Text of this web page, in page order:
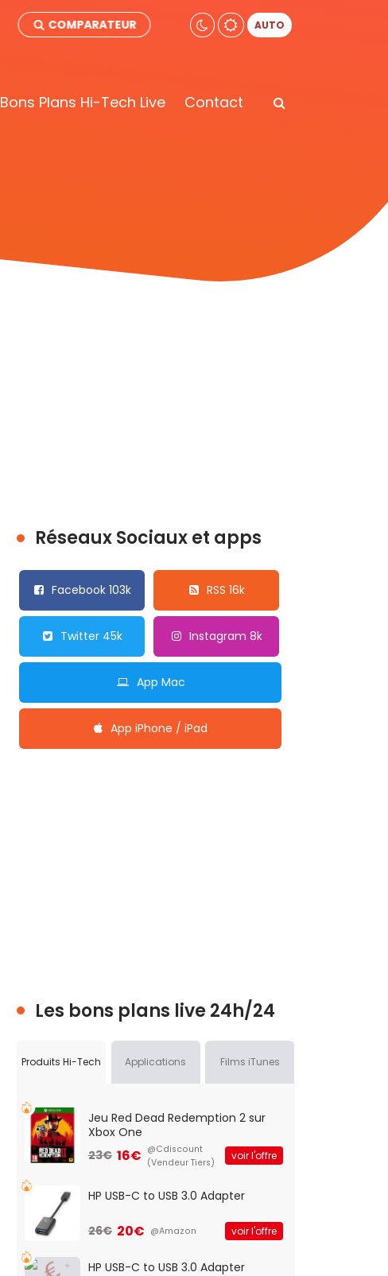
COMPARATEUR AUTO
Bons Plans Hi-Tech Live Contact
Réseaux Sociaux et apps
Facebook 103k RSS 16k
Twitter 45k Instagram 8k
App Mac
App iPhone / iPad
Les bons plans live 24h/24
Produits Hi-Tech Applications Films iTunes
Jeu Red Dead Redemption 2 sur
Xbox One
23€ 16€ @Cdiscount
(Vendeur Tiers)
voir l'offre
HP USB-C to USB 3.0 Adapter
26€ 20€ @Amazon voir l'offre
HP USB-C to USB 3.0 Adapter